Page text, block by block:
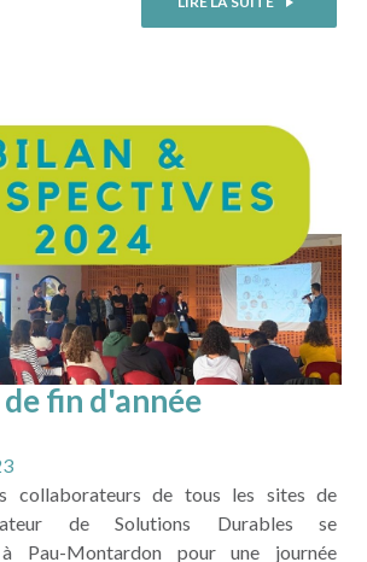
des intérêts communs et mieux
LIRE LA SUITE
fin d'année
collaborateurs de tous les sites de
de Solutions Durables se
Pau-Montardon pour une journée